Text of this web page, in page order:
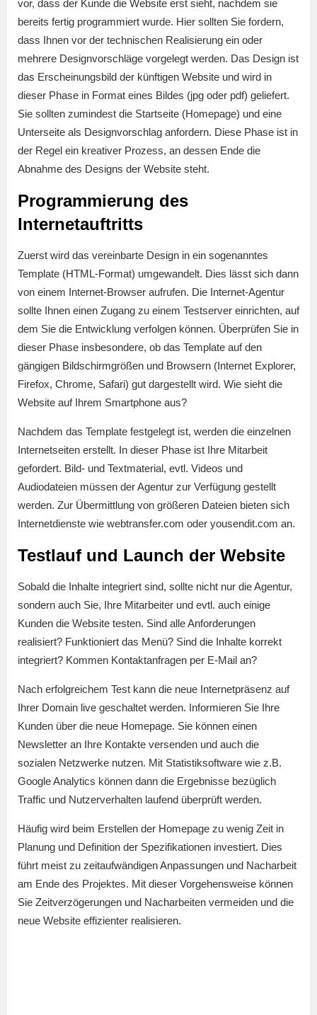
vor, dass der Kunde die Website erst sieht, nachdem sie
bereits fertig programmiert wurde. Hier sollten Sie fordern,
dass Ihnen vor der technischen Realisierung ein oder
mehrere Designvorschläge vorgelegt werden. Das Design ist
das Erscheinungsbild der künftigen Website und wird in
dieser Phase in Format eines Bildes (jpg oder pdf) geliefert.
Sie sollten zumindest die Startseite (Homepage) und eine
Unterseite als Designvorschlag anfordern. Diese Phase ist in
der Regel ein kreativer Prozess, an dessen Ende die
Abnahme des Designs der Website steht.
Programmierung des
Internetauftritts
Zuerst wird das vereinbarte Design in ein sogenanntes
Template (HTML-Format) umgewandelt. Dies lässt sich dann
von einem Internet-Browser aufrufen. Die Internet-Agentur
sollte Ihnen einen Zugang zu einem Testserver einrichten, auf
dem Sie die Entwicklung verfolgen können. Überprüfen Sie in
dieser Phase insbesondere, ob das Template auf den
gängigen Bildschirmgrößen und Browsern (Internet Explorer,
Firefox, Chrome, Safari) gut dargestellt wird. Wie sieht die
Website auf Ihrem Smartphone aus?
Nachdem das Template festgelegt ist, werden die einzelnen
Internetseiten erstellt. In dieser Phase ist Ihre Mitarbeit
gefordert. Bild- und Textmaterial, evtl. Videos und
Audiodateien müssen der Agentur zur Verfügung gestellt
werden. Zur Übermittlung von größeren Dateien bieten sich
Internetdienste wie webtransfer.com oder yousendit.com an.
Testlauf und Launch der Website
Sobald die Inhalte integriert sind, sollte nicht nur die Agentur,
sondern auch Sie, Ihre Mitarbeiter und evtl. auch einige
Kunden die Website testen. Sind alle Anforderungen
realisiert? Funktioniert das Menü? Sind die Inhalte korrekt
integriert? Kommen Kontaktanfragen per E-Mail an?
Nach erfolgreichem Test kann die neue Internetpräsenz auf
Ihrer Domain live geschaltet werden. Informieren Sie Ihre
Kunden über die neue Homepage. Sie können einen
Newsletter an Ihre Kontakte versenden und auch die
sozialen Netzwerke nutzen. Mit Statistiksoftware wie z.B.
Google Analytics können dann die Ergebnisse bezüglich
Traffic und Nutzerverhalten laufend überprüft werden.
Häufig wird beim Erstellen der Homepage zu wenig Zeit in
Planung und Definition der Spezifikationen investiert. Dies
führt meist zu zeitaufwändigen Anpassungen und Nacharbeit
am Ende des Projektes. Mit dieser Vorgehensweise können
Sie Zeitverzögerungen und Nacharbeiten vermeiden und die
neue Website effizienter realisieren.